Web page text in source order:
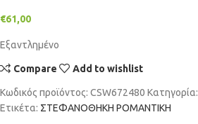
€61,00
Εξαντλημένο
Compare Add to wishlist
Κωδικός προϊόντος: CSW672480 Κατηγορία:
Ετικέτα: ΣΤΕΦΑΝΟΘΗΚΗ ΡΟΜΑΝΤΙΚΗ